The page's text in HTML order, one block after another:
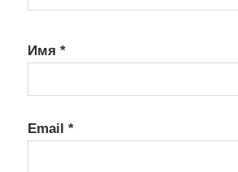
Имя *
Email *